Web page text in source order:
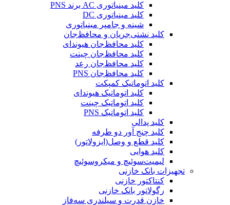
کلید مینیاتوری AC برند PNS
کلید مینیاتوری DC
شینه و جامپر مینیاتوری
کلید نشتی‌جریان و محافظ‌جان
کلید محافظ‌جان هیوندای
کلید محافظ‌جان چینت
کلید محافظ‌جان رعد
کلید محافظ‌جان PNS
کلید اتوماتیک کمپکت
کلید اتوماتیک هیوندای
کلید اتوماتیک چینت
کلید اتوماتیک PNS
کلید پدالی
کلید چنج آور دو طرفه
کلید قطع و وصل(ایزولاتور)
کلید هوایی
لیمیت‌سوئیچ و میکروسوئیچ
تجهیزات بانک خازنی
کنتاکتور خازنی
رگولاتور بانک خازنی
خازن قدرت و سیلندری سه‌فاز